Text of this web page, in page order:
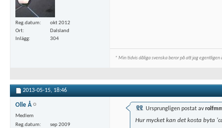
Reg.datum
okt 2012
Ort
Dalsland
Inlägg
304
* Min tidvis dåliga svenska beror på att jag
2013-05-15, 18:46
Olle Å
Medlem
Reg.datum
sep 2009
Ursprungligen postat av
Hur mycket kan det kosta byta